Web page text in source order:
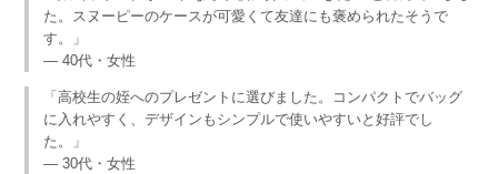
た。スヌーピーのケースが可愛くて友達にも褒められたそうで
す。」
— 40代・女性
「高校生の姪へのプレゼントに選びました。コンパクトでバッグ
に入れやすく、デザインもシンプルで使いやすいと好評でし
た。」
— 30代・女性